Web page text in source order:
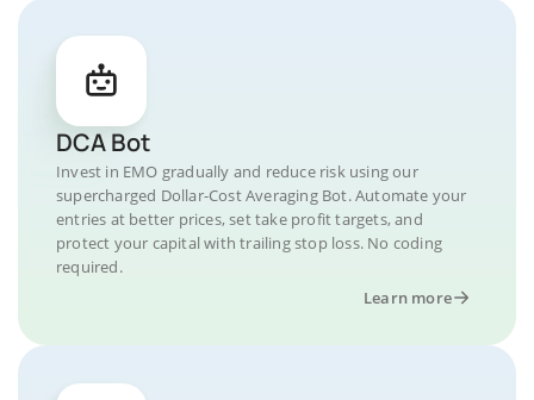
DCA Bot
Invest in EMO gradually and reduce risk using our
supercharged Dollar-Cost Averaging Bot. Automate your
entries at better prices, set take profit targets, and
protect your capital with trailing stop loss. No coding
required.
Learn more